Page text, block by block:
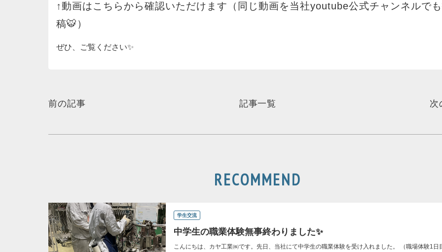
↑動画はこちらから確認いただけます（同じ動画を当社youtube公式チャンネルで
稿🐯）
ぜひ、ご覧ください✨
前の記事 記事一覧 次
RECOMMEND
学生交流
中学生の職業体験無事終わりました✨
こんにちは、カヤ工業㈱です。先日、当社にて中学生の職業体験を受け入れました。 （職場体験1日